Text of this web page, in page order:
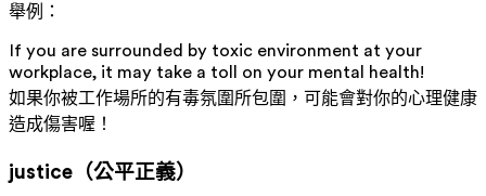
舉例：
If you are surrounded by toxic environment at your
workplace, it may take a toll on your mental health!
如果你被工作場所的有毒氛圍所包圍，可能會對你的心理健康
造成傷害喔！
justice（公平正義）